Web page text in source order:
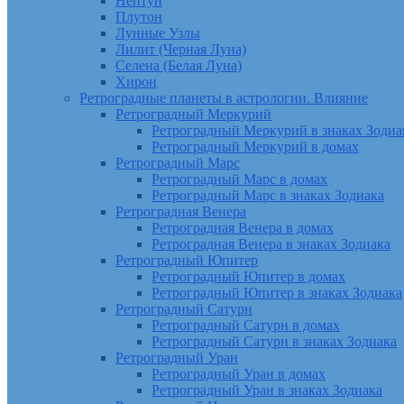
Плутон
Лунные Узлы
Лилит (Черная Луна)
Селена (Белая Луна)
Хирон
Ретроградные планеты в астрологии. Влияние
Ретроградный Меркурий
Ретроградный Меркурий в знаках
Ретроградный Меркурий в домах
Ретроградный Марс
Ретроградный Марс в домах
Ретроградный Марс в знаках Зодиака
Ретроградная Венера
Ретроградная Венера в домах
Ретроградная Венера в знаках Зодиака
Ретроградный Юпитер
Ретроградный Юпитер в домах
Ретроградный Юпитер в знаках Зодиака
Ретроградный Сатурн
Ретроградный Сатурн в домах
Ретроградный Сатурн в знаках Зодиака
Ретроградный Уран
Ретроградный Уран в домах
Ретроградный Уран в знаках Зодиака